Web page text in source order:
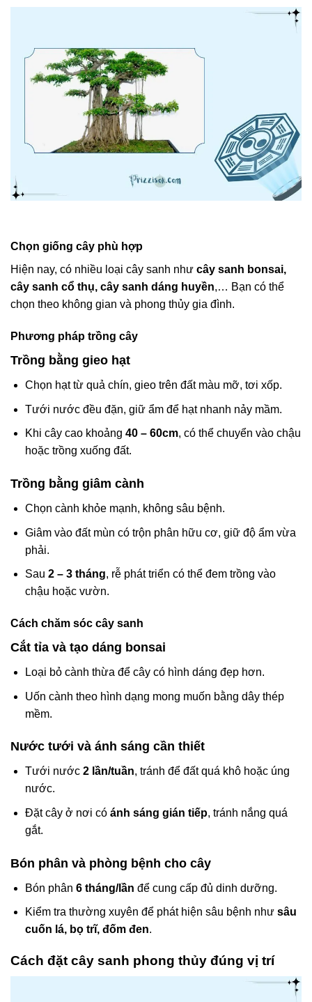
Chọn giống cây phù hợp
Hiện nay, có nhiều loại cây sanh như cây sanh bonsai,
cây sanh cổ thụ, cây sanh dáng huyền,… Bạn có thể
chọn theo không gian và phong thủy gia đình.
Phương pháp trồng cây
Trồng bằng gieo hạt
Chọn hạt từ quả chín, gieo trên đất màu mỡ, tơi xốp.
Tưới nước đều đặn, giữ ẩm để hạt nhanh nảy mầm.
Khi cây cao khoảng 40 – 60cm, có thể chuyển vào chậu
hoặc trồng xuống đất.
Trồng bằng giâm cành
Chọn cành khỏe mạnh, không sâu bệnh.
Giâm vào đất mùn có trộn phân hữu cơ, giữ độ ẩm vừa
phải.
Sau 2 – 3 tháng, rễ phát triển có thể đem trồng vào
chậu hoặc vườn.
Cách chăm sóc cây sanh
Cắt tỉa và tạo dáng bonsai
Loại bỏ cành thừa để cây có hình dáng đẹp hơn.
Uốn cành theo hình dạng mong muốn bằng dây thép
mềm.
Nước tưới và ánh sáng cần thiết
Tưới nước 2 lần/tuần, tránh để đất quá khô hoặc úng
nước.
Đặt cây ở nơi có ánh sáng gián tiếp, tránh nắng quá
gắt.
Bón phân và phòng bệnh cho cây
Bón phân 6 tháng/lần để cung cấp đủ dinh dưỡng.
Kiểm tra thường xuyên để phát hiện sâu bệnh như sâu
cuốn lá, bọ trĩ, đốm đen.
Cách đặt cây sanh phong thủy đúng vị trí